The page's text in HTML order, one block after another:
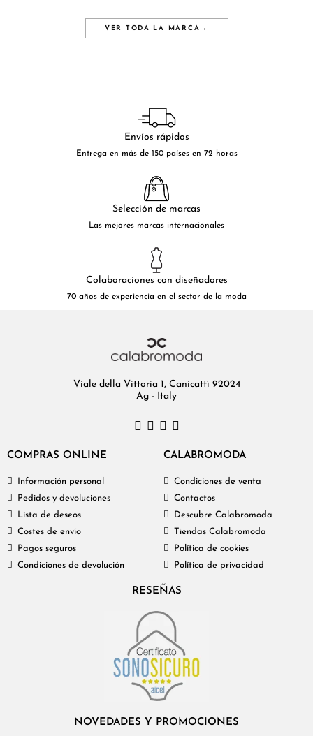
VER TODA LA MARCA →
Envíos rápidos
Entrega en más de 150 países en 72 horas
Selección de marcas
Las mejores marcas internacionales
Colaboraciones con diseñadores
70 años de experiencia en el sector de la moda
Viale della Vittoria 1, Canicattì 92024
Ag - Italy
COMPRAS ONLINE
Información personal
Pedidos y devoluciones
Lista de deseos
Costes de envío
Pagos seguros
Condiciones de devolución
CALABROMODA
Condiciones de venta
Contactos
Descubre Calabromoda
Tiendas Calabromoda
Política de cookies
Política de privacidad
RESEÑAS
NOVEDADES Y PROMOCIONES